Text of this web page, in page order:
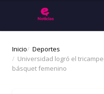
Inicio
Deportes
Universidad logró el
básquet femenino